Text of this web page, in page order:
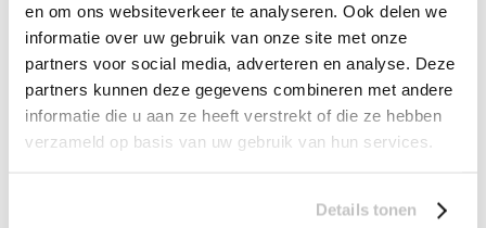
en om ons websiteverkeer te analyseren. Ook delen we
informatie over uw gebruik van onze site met onze
partners voor social media, adverteren en analyse. Deze
partners kunnen deze gegevens combineren met andere
informatie die u aan ze heeft verstrekt of die ze hebben
verzameld op basis van uw gebruik van hun services.
Details tonen
VERZENDKOSTEN: € 8,99
GEEN VERZENDKOSTEN BOVEN € 175,-
(bij verzending via Pakketdienst tot 10 kg)*
Levertijd: 2-4 werkdagen
*) Voor grotere pakketverzendingen en bijzondere (buitenland) bestemmingen kunnen
afwijkende tarieven en levertermijnen gelden. Deze staan vermeld bij de artikelen.
Nieuw Buinen (Stadskanaal)